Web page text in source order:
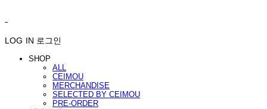
LOG IN 로그인
SHOP
ALL
CEIMOU
MERCHANDISE
SELECTED BY CEIMOU
PRE-ORDER